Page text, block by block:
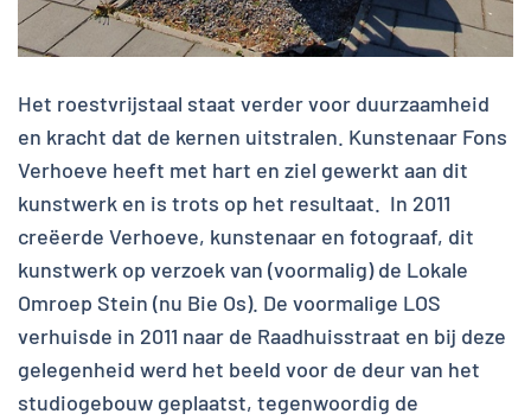
Het roestvrijstaal staat verder voor duurzaamheid
en kracht dat de kernen uitstralen. Kunstenaar Fons
Verhoeve heeft met hart en ziel gewerkt aan dit
kunstwerk en is trots op het resultaat. In 2011
creëerde Verhoeve, kunstenaar en fotograaf, dit
kunstwerk op verzoek van (voormalig) de Lokale
Omroep Stein (nu Bie Os). De voormalige LOS
verhuisde in 2011 naar de Raadhuisstraat en bij deze
gelegenheid werd het beeld voor de deur van het
studiogebouw geplaatst, tegenwoordig de